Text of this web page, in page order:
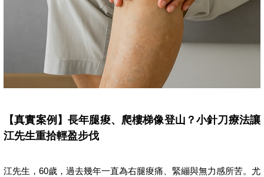
【真實案例】長年腿痠、爬樓梯像登山？小針刀療法讓
江先生重拾輕盈步伐
江先生，60歲，過去幾年一直為右腿痠痛、緊繃與無力感所苦。尤